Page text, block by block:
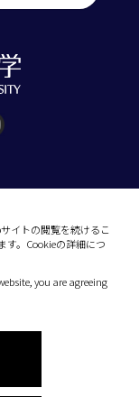
イトの閲覧を続けるこ
す。Cookieの詳細につ
you are agreeing
790-